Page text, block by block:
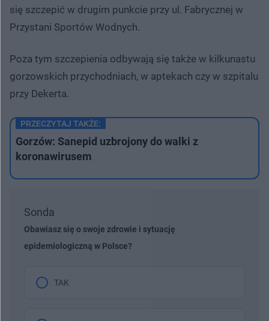
się szczepić w drugim punkcie przy ul. Fabrycznej w
Przystani Sportów Wodnych.
Poza tym szczepienia odbywają się także w kilkunastu
gorzowskich przychodniach, w aptekach czy w szpitalu
przy Dekerta.
PRZECZYTAJ TAKŻE:
Gorzów: Sanepid uzbrojony do walki z
koronawirusem
Sonda
Obawiasz się o swoje zdrowie i sytuację
epidemiologiczną w Polsce?
TAK